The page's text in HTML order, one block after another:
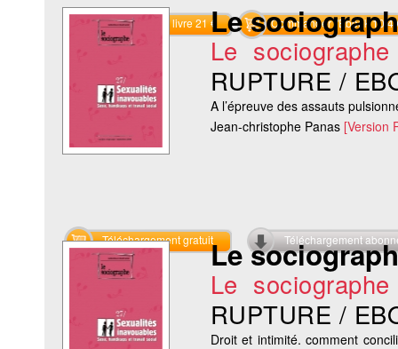
Commander le livre 21 € Commander l'Ebook 10.4
Le
Le sociographe
RUPTURE /
A l’épreuve des assauts
Jean-christophe Panas [Version
Téléchargement gratuit Téléchargement
Le
Le sociographe
RUPTURE /
Droit et intimité. comment